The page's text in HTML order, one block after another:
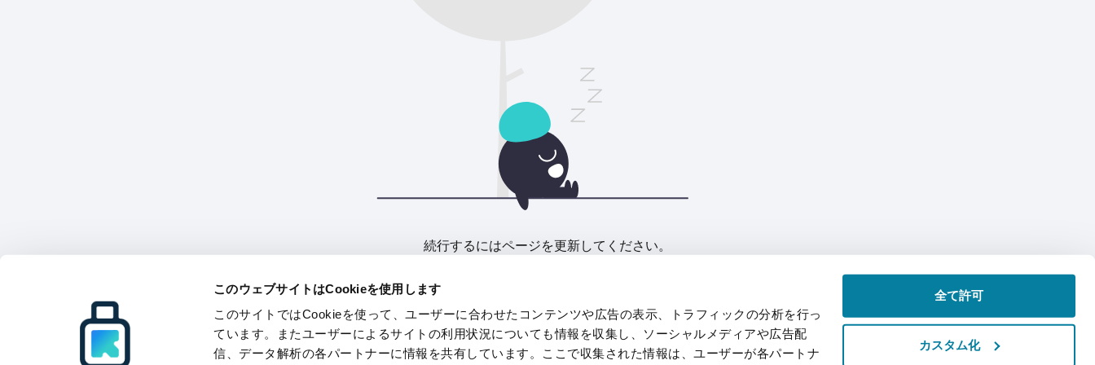
このウェブサイトはCookieを使用します
このサイトではCookieを使って、ユーザーに合わせたコンテンツや広告の表示、トラフィックの分析を行っ
ています。またユーザーによるサイトの利用状況についても情報を収集し、ソーシャルメディアや広告配
信、データ解析の各パートナーに情報を共有しています。ここで収集された情報は、ユーザーが各パートナ
全て許可
カスタム化
続行するにはページを更新してください。